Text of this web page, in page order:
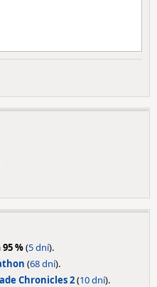
95 %(5 dní).
(68 dní).
Chronicles 2(10 dní).